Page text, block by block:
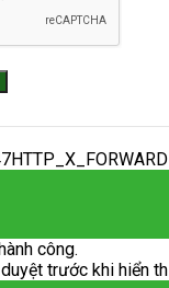
công.
trước khi hiển